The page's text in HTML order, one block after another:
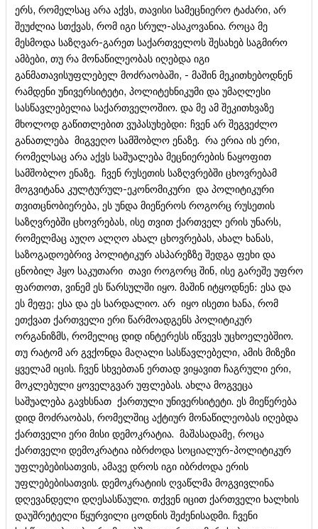
ერს, რომელსაც არა აქვს, თავისი სამეცნიერო ტაძარი, არ
შეუძლია სთქვას, რომ იგი სრულ-ასაკოვანია. როცა მე
მესმოდა საზღვარ-გარეთ საქართველოს შესახებ საგმირო
ამბები, თუ რა მონაწილეობას იღებდა იგი
განმათავისუფლებელ მოძრაობაში, - მაშინ მეკითხებოდნენ
რამდენი უნივერსიტეტი, პოლიტეხნიკუმი და უმაღლესი
სასწავლებელია საქართველოშიო. და მე ამ შეკითხვაზე
მხოლოდ გაწითლებით ვუპასუხებდი: ჩვენ არ შეგვეძლო
განათლება მიგვეღო სამშობლო ენაზე. რა ერია ის ერი,
რომელსაც არა აქვს საშუალება მეცნიერების ნაყოფით
სამშობლო ენაზე. ჩვენ რუსეთის საზღვრებში ცხოვრებამ
მოგვიტანა კულტურულ-ეკონომიკური და პოლიტიკური
თვითცნობიერება, ეს უნდა მიეწეროს როგორც რუსეთის
საზღვრებში ცხოვრებას, ისე თვით ქართველ ერის უნარს,
რომელმაც აუღო ალღო ახალ ცხოვრებას, ახალ ხანას,
საზოგადოებრივ პოლიტიკურ ასპარეზზე შედგა ფეხი და
ცნობილ ჰყო საკუთარი თავი როგორც შინ, ისე გარეშე უფრო
ფართოთ, ვინემ ეს წარსულში იყო. მაშინ იტყოდნენ: ესა და
ეს მეფე; ესა და ეს სარდალიო. არ იყო ისეთი ხანა, რომ
ეთქვათ ქართველი ერი წარმოადგენს პოლიტიკურ
ორგანიზმს, რომელიც დიდ ინტერესს იწვევს უცხოელებშიო.
თუ რატომ არ გვქონდა მაღალი სასწავლებელი, ამის მიზეზი
ყველამ იცის. ჩვენ სხვებთან ერთად ვიყავით ჩაგრული ერი,
მოკლებული ყოველგვარ უფლებას. ახლა მოგვეცა
საშუალება გავხსნათ ქართული უნივერსიტეტი. ეს მიეწერება
დიდ მოძრაობას, რომელშიც აქტიურ მონაწილეობას იღებდა
ქართველი ერი მისი დემოკრატია. მაშასადამე, როცა
ქართველი დემოკრატია იბრძოდა სოციალურ-პოლიტიკურ
უფლებებისათვის, ამავე დროს იგი იბრძოდა ერის
უფლებებისათვის. დემოკრატიის ღვაწლმა მოგვივლინა
დღევანდელი დღესასწაული. თქვენ იცით ქართველი ხალხის
დაუშრეტელი წყურვილი ცოდნის შეძენისადმი. ჩვენი